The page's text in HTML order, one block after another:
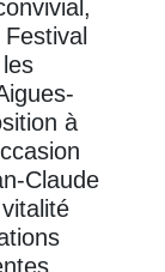
à
Claude